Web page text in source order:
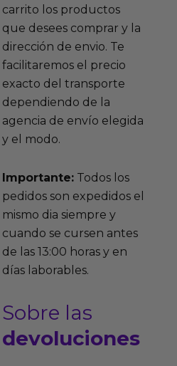
carrito los productos
que desees comprar y la
dirección de envio. Te
facilitaremos el precio
exacto del transporte
dependiendo de la
agencia de envío elegida
y el modo.
Importante:Todos los
pedidos son expedidos el
mismo dia siempre y
cuando se cursen antes
de las 13:00 horas y en
días laborables.
Sobre las
devoluciones